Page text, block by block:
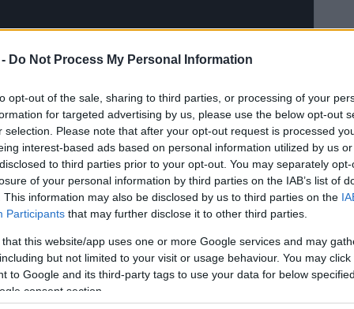
Do Not Process My Personal Information
opt-out of the sale, sharing to third parties, or processing of your
for targeted advertising by us, please use the below opt-out
selection. Please note that after your opt-out request is processed
interest-based ads based on personal information utilized by us
to third parties prior to your opt-out. You may separately
of your personal information by third parties on the IAB’s list of
This information may also be disclosed by us to third parties on the
Participants that may further disclose it to other third parties.
that this website/app uses one or more Google services and may
but not limited to your visit or usage behaviour. You may
to Google and its third-party tags to use your data for below
consent section.
que cada dólar que gastas en tus viajes
puede ser una estrategia poderosa
maximizar el valor de tu inversión. En el
esos puntos se convierte en un arte que
datos meticuloso. A medida que los
es crucial entender cómo obtener el
En este artículo, te llevaré a través
de recompensas y te mostraré
para que tus estancias sean realmente